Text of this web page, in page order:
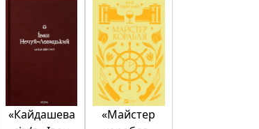
«Кайдашева
«Майстер